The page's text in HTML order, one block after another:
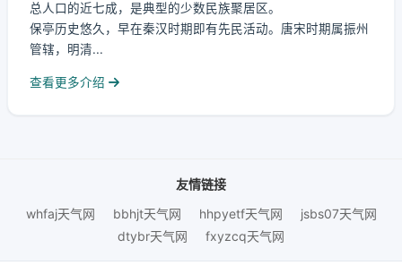
总人口的近七成，是典型的少数民族聚居区。
保亭历史悠久，早在秦汉时期即有先民活动。唐宋时期属振州
管辖，明清...
查看更多介绍
友情链接
whfaj天气网
bbhjt天气网 hhpyetf天气网
jsbs07天气网
dtybr天气网
fxyzcq天气网